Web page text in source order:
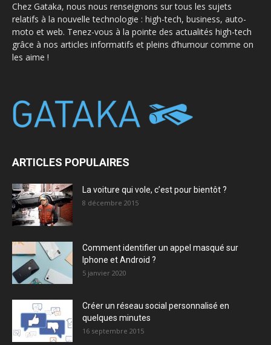
Chez Gataka, nous nous renseignons sur tous les sujets
relatifs à la nouvelle technologie : high-tech, business, auto-
moto et web. Tenez-vous à la pointe des actualités high-tech
grâce à nos articles informatifs et pleins d’humour comme on
les aime !
ARTICLES POPULAIRES
La voiture qui vole, c’est pour bientôt ?
8 décembre 2015
Comment identifier un appel masqué sur
Iphone et Android ?
5 janvier 2020
Créer un réseau social personnalisé en
quelques minutes
16 septembre 2015